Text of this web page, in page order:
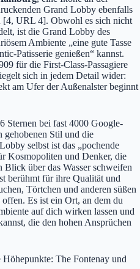
Grand Lobby ebenfalls
[4, URL 4]. Obwohl es sich nicht
ist die Grand Lobby des
Ambiente „eine gute Tasse
Patisserie genießen“ kannst.
für die First-Class-Passagiere
sich in jedem Detail wider:
am Ufer der Außenalster beginnt
Sternen bei fast 4000 Google-
gehobenen Stil und die
selbst ist das „pochende
Kosmopoliten und Denker, die
Blick über das Wasser schweifen
berühmt für ihre Qualität und
Törtchen und anderen süßen
Es ist ein Ort, an dem du
auf dich wirken lassen und
die den hohen Ansprüchen
The Fontenay und